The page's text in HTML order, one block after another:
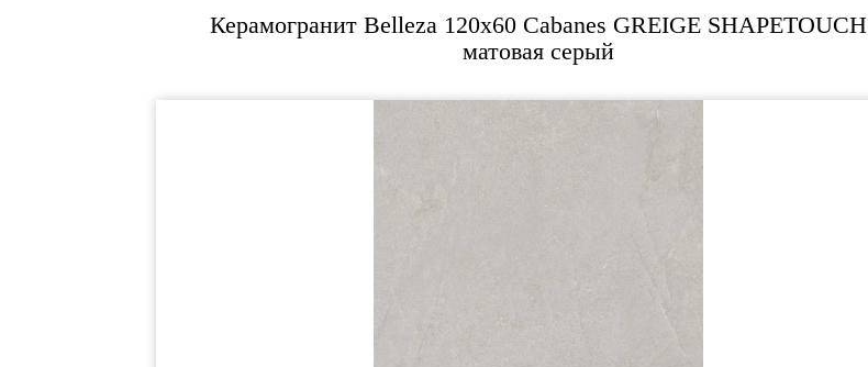
Керамогранит Belleza 120x60 Cabanes GREIGE SHAPETOUCH
матовая серый